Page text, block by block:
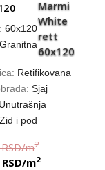
60x120
Granitna
Retifikovana
Sjaj
Unutrašnja
Zid i pod
RSD/m2
RSD/m2